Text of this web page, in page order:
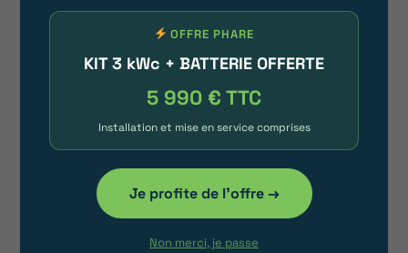
prendre en charge toutes vos
requêtes et besoins.
Assurance décennale
Avec Habit’avenir, vous bénéficiez
d’une protection couvrant jusqu’à 7
millions € pendant 10 années, vous
offrant une tranquillité d’esprit
maximale.
OFFRE PHARE
KIT 3 kWc + BATTERIE OFFERTE
5 990 € TTC
Installation et mise en service comprises
Je profite de l'offre →
Non merci, je passe